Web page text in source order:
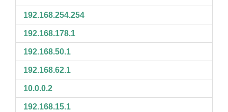
192.168.254.254
192.168.178.1
192.168.50.1
192.168.62.1
10.0.0.2
192.168.15.1